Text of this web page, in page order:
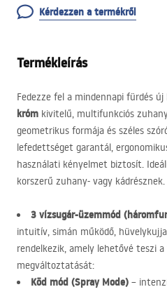
Kérdezzen a termékről
Termékleírás
Fedezze fel a mindennapi fürdés
króm kivitelű, multifunkciós
geometrikus formája és széles
lefedettséget garantál,
használati kényelmet biztosít.
korszerű zuhany- vagy kádrésznek.
3 vízsugár-üzemmód
intuitív, simán működő,
rendelkezik, amely lehetővé teszi
megváltoztatását:
Köd mód (Spray Mode) –